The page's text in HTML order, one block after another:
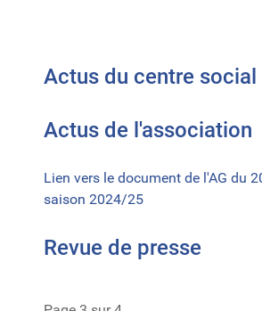
Actus du centre
Actus de l'association
Lien vers le document de l'AG du
saison 2024/25
Revue de presse